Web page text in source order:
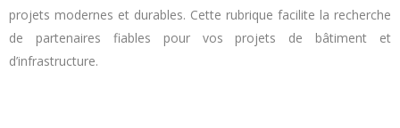
projets modernes et durables. Cette rubrique facilite la recherche
de partenaires fiables pour vos projets de bâtiment et
d’infrastructure.